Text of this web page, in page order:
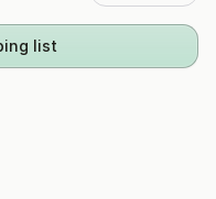
list